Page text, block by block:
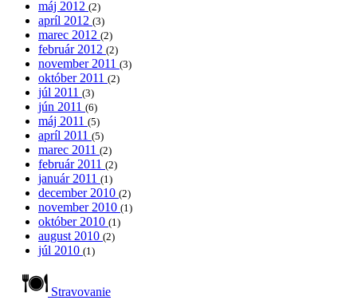
máj 2012 (2)
apríl 2012 (3)
marec 2012 (2)
február 2012 (2)
november 2011 (3)
október 2011 (2)
júl 2011 (3)
jún 2011 (6)
máj 2011 (5)
apríl 2011 (5)
marec 2011 (2)
február 2011 (2)
január 2011 (1)
december 2010 (2)
november 2010 (1)
október 2010 (1)
august 2010 (2)
júl 2010 (1)
Stravovanie